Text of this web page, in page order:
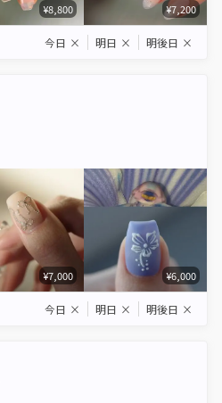
¥8,800 ¥7,200
今日 × 明日 × 明後日 ×
¥7,000 ¥6,000
今日 × 明日 × 明後日 ×